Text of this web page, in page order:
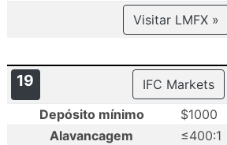
Visitar LMFX »
19
IFC Markets
Depósito mínimo
$1000
Alavancagem
≤400:1